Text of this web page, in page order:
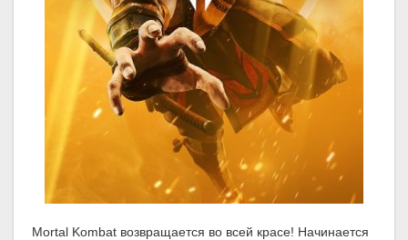
Mortal Kombat возвращается во всей красе! Начинается